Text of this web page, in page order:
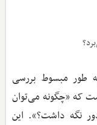
طور مبسوط بررسی
که «چگونه می‌توان
نگه داشت؟». این